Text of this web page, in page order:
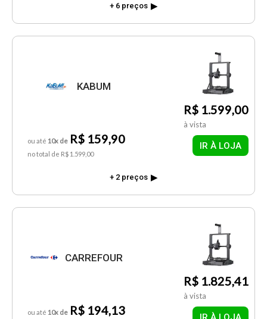
+ 6 preços
KABUM
R$ 1.599,00
à vista
ou até 10x de R$ 159,90
no total de R$ 1.599,00
IR À LOJA
+ 2 preços
CARREFOUR
R$ 1.825,41
à vista
ou até 10x de R$ 194,13